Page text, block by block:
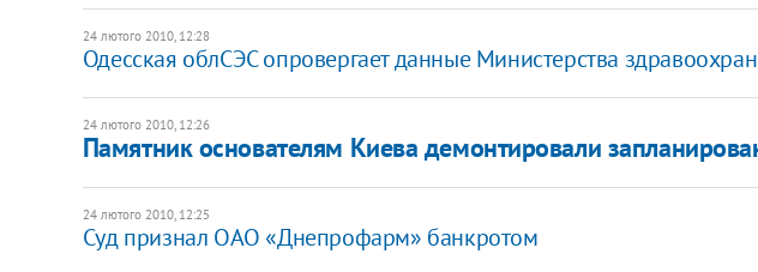
24 лютого 2010, 12:28
Одесская облСЭС опровергает данные Министерства
24 лютого 2010, 12:26
Памятник основателям Киева демонтировали
24 лютого 2010, 12:25
Суд признал ОАО «Днепрофарм» банкротом